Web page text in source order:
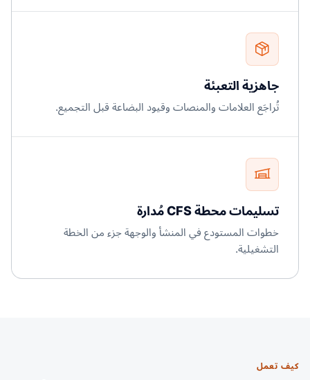
جاهزية التعبئة
تُراجَع العلامات والمنصات وقيود البضاعة قبل التجميع.
تسليمات محطة CFS مُدارة
خطوات المستودع في المنشأ والوجهة جزء من الخطة
التشغيلية.
كيف تعمل